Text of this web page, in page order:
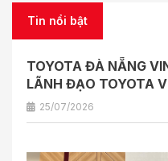
Tin nổi bật
TOYOTA ĐÀ NẴNG
LÃNH ĐẠO TOYOTA
LÀM VIỆC
25/07/2026